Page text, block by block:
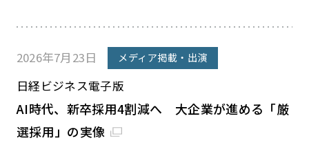
2026年7月23日 メディア掲載・出演
日経ビジネス電子版
AI時代、新卒採用4割減へ 大企業が進める「厳
選採用」の実像